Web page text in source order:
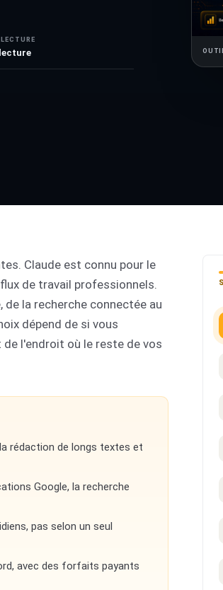
Claude est connu pour le
de travail professionnels.
la recherche connectée au
dépend de si vous
l'endroit où le reste de vos
rédaction de longs textes et
Google, la recherche
pas selon un seul
avec des forfaits payants